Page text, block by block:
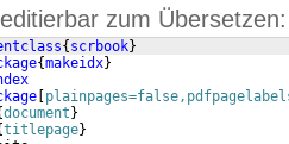
zum Übersetzen:
{ scrbook}
{makeidx}
document }
titlepage}